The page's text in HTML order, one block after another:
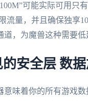
可能实际可用只
流量，并且确保独享
道，为魔兽这种需要
安全层 数
意味着你的所有游戏